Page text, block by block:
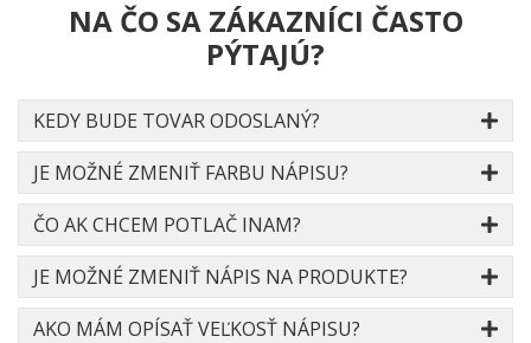
NA ČO SA ZÁKAZNÍCI ČASTO
PÝTAJÚ?
KEDY BUDE TOVAR ODOSLANÝ?
JE MOŽNÉ ZMENIŤ FARBU NÁPISU?
ČO AK CHCEM POTLAČ INAM?
JE MOŽNÉ ZMENIŤ NÁPIS NA PRODUKTE?
AKO MÁM OPÍSAŤ VEĽKOSŤ NÁPISU?